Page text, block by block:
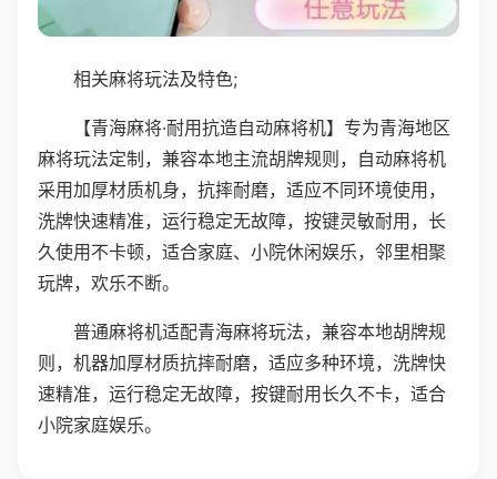
相关麻将玩法及特色;
【青海麻将·耐用抗造自动麻将机】专为青海地区
麻将玩法定制，兼容本地主流胡牌规则，自动麻将机
采用加厚材质机身，抗摔耐磨，适应不同环境使用，
洗牌快速精准，运行稳定无故障，按键灵敏耐用，长
久使用不卡顿，适合家庭、小院休闲娱乐，邻里相聚
玩牌，欢乐不断。
普通麻将机适配青海麻将玩法，兼容本地胡牌规
则，机器加厚材质抗摔耐磨，适应多种环境，洗牌快
速精准，运行稳定无故障，按键耐用长久不卡，适合
小院家庭娱乐。